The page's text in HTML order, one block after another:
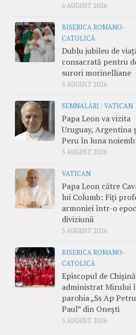
6 AUGUST 2026
BISERICA ROMANO-
CATOLICĂ
Dublu jubileu de
consacrată pentru
surori morinelliane
5 AUGUST 2026
SEMNALĂRI /VATICAN
Papa Leon va vizita
Uruguay, Argentina
Peru în luna
5 AUGUST 2026
VATICAN
Papa Leon către
lui Columb: Fiți
armoniei într-o
diviziunii
5 AUGUST 2026
BISERICA ROMANO-
CATOLICĂ
Episcopul de
administrat Mirului
parohia „Ss Ap
Paul” din Onești
5 AUGUST 2026